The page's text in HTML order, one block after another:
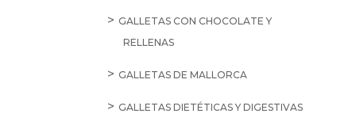
GALLETAS CON CHOCOLATE Y
RELLENAS
GALLETAS DE MALLORCA
GALLETAS DIETÉTICAS Y DIGESTIVAS